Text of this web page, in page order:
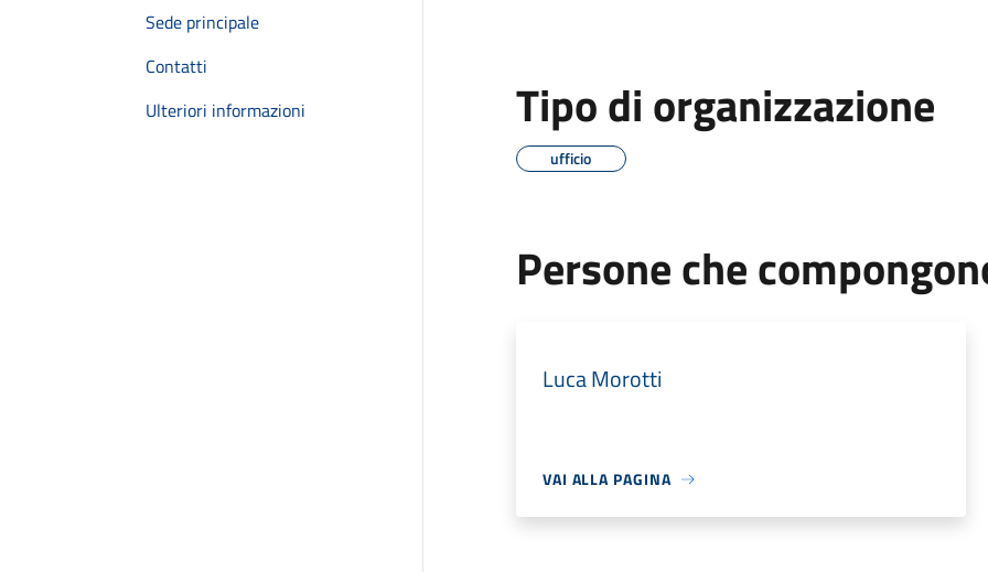
Sede principale
Contatti
Ulteriori informazioni
Tipo di organizzazione
ufficio
Persone che
Luca Morotti
VAI ALLA PAGINA